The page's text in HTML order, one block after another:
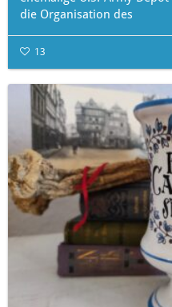
die Organisation des
13